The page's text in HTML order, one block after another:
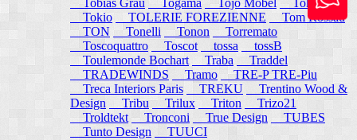
Tobias Grau
Togama Tojo Mobel
Token
Tokio
TOLERIE FOREZIENNE
Tom Rossau
TON
Tonelli Tonon
Torremato
Toscoquattro
Toscot tossa
tossB
Toulemonde Bochart
Traba
Traddel
TRADEWINDS
Tramo
TRE-P TRE-Piu
Treca Interiors Paris
TREKU
Trentino Wood &
Design
Tribu Trilux Triton
Trizo21
Troldtekt Tronconi True Design
TUBES
Tunto Design
TUUCI